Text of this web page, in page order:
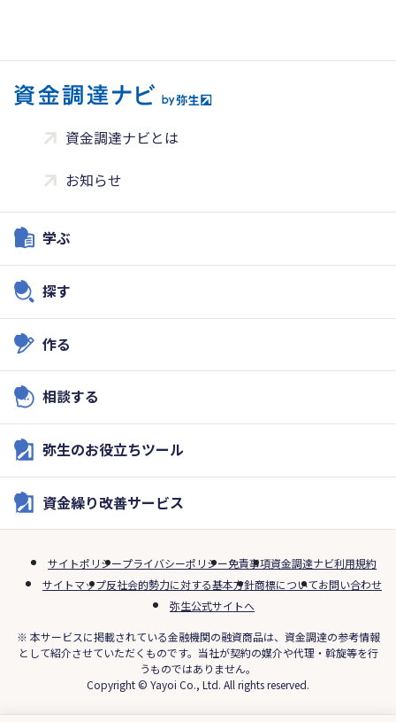
資金調達ナビとは
お知らせ
学ぶ
探す
作る
相談する
弥生のお役立ちツール
資金繰り改善サービス
サイトポリシープライバシーポリシー免責事項資金調達ナビ利用規約
サイトマップ反社会的勢力に対する基本方針商標についてお問い合わせ
弥生公式サイトへ
※ 本サービスに掲載されている金融機関の融資商品は、資金調達の参考情報
として紹介させていただくものです。当社が契約の媒介や代理・斡旋等を行
うものではありません。
Copyright © Yayoi Co., Ltd. All rights reserved.